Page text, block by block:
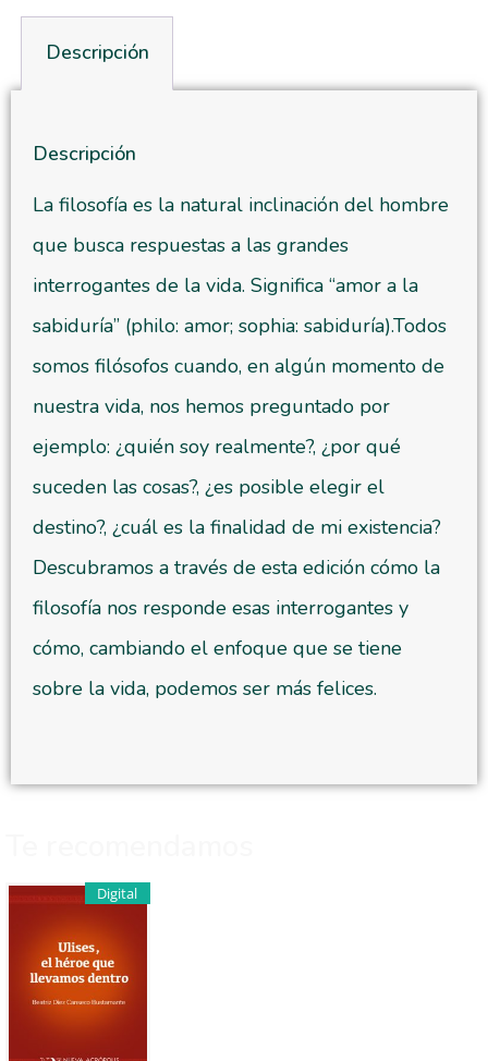
Descripción
Descripción
La filosofía es la natural inclinación del hombre
que busca respuestas a las grandes
interrogantes de la vida. Significa “amor a la
sabiduría” (philo: amor; sophia: sabiduría).Todos
somos filósofos cuando, en algún momento de
nuestra vida, nos hemos preguntado por
ejemplo: ¿quién soy realmente?, ¿por qué
suceden las cosas?, ¿es posible elegir el
destino?, ¿cuál es la finalidad de mi existencia?
Descubramos a través de esta edición cómo la
filosofía nos responde esas interrogantes y
cómo, cambiando el enfoque que se tiene
sobre la vida, podemos ser más felices.
Digital